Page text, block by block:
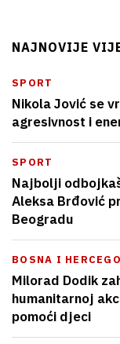
NAJNOVIJE
SPORT
Nikola Jović se
agresivnost i
SPORT
Najbolji
Aleksa Brđović
Beogradu
BOSNA I
Milorad Dodik
humanitarnoj
pomoći djeci